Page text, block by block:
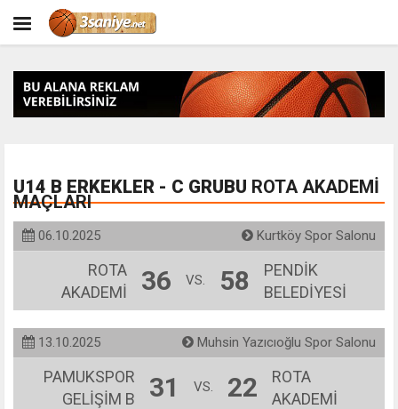
U14 B ERKEKLER - C GRUBU ROTA AKADEMİ
MAÇLARI
06.10.2025 Kurtköy Spor Salonu
ROTA
AKADEMİ
36 VS. 58
PENDİK
BELEDİYESİ
13.10.2025 Muhsin Yazıcıoğlu Spor Salonu
PAMUKSPOR
GELİŞİM B
31 VS. 22
ROTA
AKADEMİ